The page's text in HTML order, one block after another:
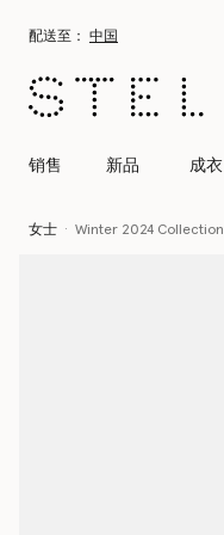
配送至： 中国
销售 新品 成衣
女士 Winter 2024 Collection